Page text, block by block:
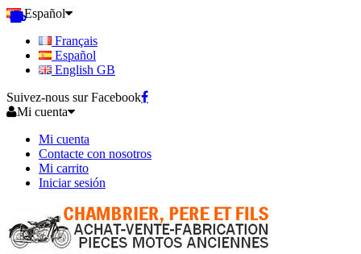
Español
Français
Español
English GB
Suivez-nous sur Facebook
Mi cuenta
Mi cuenta
Contacte con nosotros
Mi carrito
Iniciar sesión